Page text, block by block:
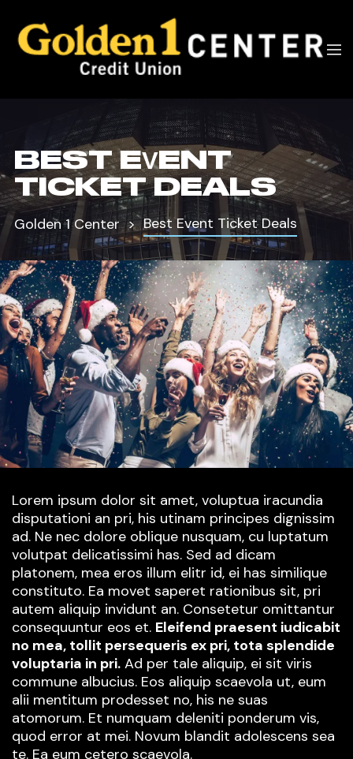
BEST EVENT
TICKET DEALS
Golden 1 Center Best Event Ticket Deals
Lorem ipsum dolor sit amet, voluptua iracundia
disputationi an pri, his utinam principes dignissim
ad. Ne nec dolore oblique nusquam, cu luptatum
volutpat delicatissimi has. Sed ad dicam
platonem, mea eros illum elitr id, ei has similique
constituto. Ea movet saperet rationibus sit, pri
autem aliquip invidunt an. Consetetur omittantur
consequuntur eos et. Eleifend praesent iudicabit
no mea, tollit persequeris ex pri, tota splendide
voluptaria in pri. Ad per tale aliquip, ei sit viris
commune albucius. Eos aliquip scaevola ut, eum
alii mentitum prodesset no, his ne suas
atomorum. Et numquam deleniti ponderum vis,
quod error at mei. Novum blandit adolescens sea
te. Ea eum cetero scaevola.